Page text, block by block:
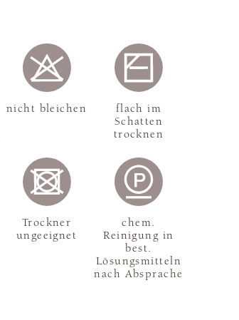
nicht bleichen
flach im
Schatten
trocknen
Trockner
ungeeignet
chem.
Reinigung in
best.
Lösungsmitteln
nach Absprache